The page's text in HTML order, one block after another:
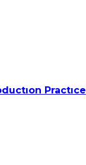
Practıce